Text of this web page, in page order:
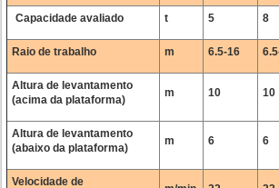
Capacidade avaliado t 5 8
Raio de trabalho m 6.5-16
Altura de levantamento
(acima da plataforma)
m 10 10
Altura de levantamento
(abaixo da plataforma)
m 6 6
Velocidade de